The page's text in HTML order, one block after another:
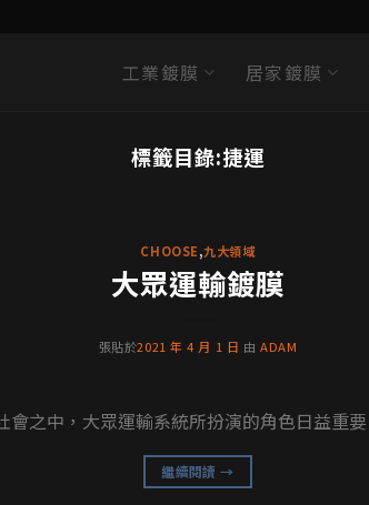
工業鍍膜 居家鍍膜
標籤目錄:捷運
DURALBOND案例分享
者雕像都不會髒？背後功臣就是
繼續閱讀→
CHOOSE,九大領域
大眾運輸鍍膜
張貼於2021 年 4 月 1 日 由 ADAM
會之中，大眾運輸系統所扮演的角色日益重
繼續閱讀→